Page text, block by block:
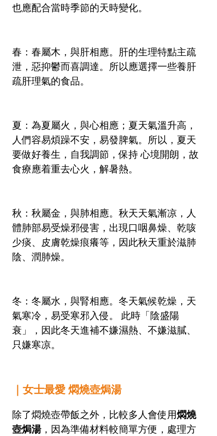
也應配合當時季節的天時變化。
春：春屬木，與肝相應。肝的生理特點主疏
泄，惡抑鬱而喜調達。所以應選擇一些養肝
疏肝理氣的食品。
夏：為夏屬火，與心相應；夏天氣溫升高，
人們容易煩躁不安，易發脾氣。所以，夏天
要做好養生，自我調節，保持 心境開朗，故
食療應着重去心火，解暑熱。
秋：秋屬金，與肺相應。秋天天氣漸凉，人
體肺部易受燥邪侵害，出現口咽鼻燥、乾咳
少痰、皮膚乾燥痕癢等，因此秋天重於滋肺
陰、潤肺燥。
冬：冬屬水，與腎相應。冬天氣候乾燥，天
氣寒冷，易受寒邪入侵。 此時「陰盛陽
衰」，因此冬天進補不嫌濕熱、不嫌滋膩、
只嫌寒凉。
｜女士最愛 燜燒壺焗湯
除了燜燒壺帶飯之外，比較多人會使用燜燒
壺焗湯，因為準備材料較簡單方便，處理方